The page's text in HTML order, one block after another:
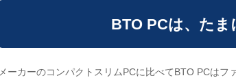
BTO PCは、たま
メーカーのコンパクトスリムPCに比べてBTO PCはフ